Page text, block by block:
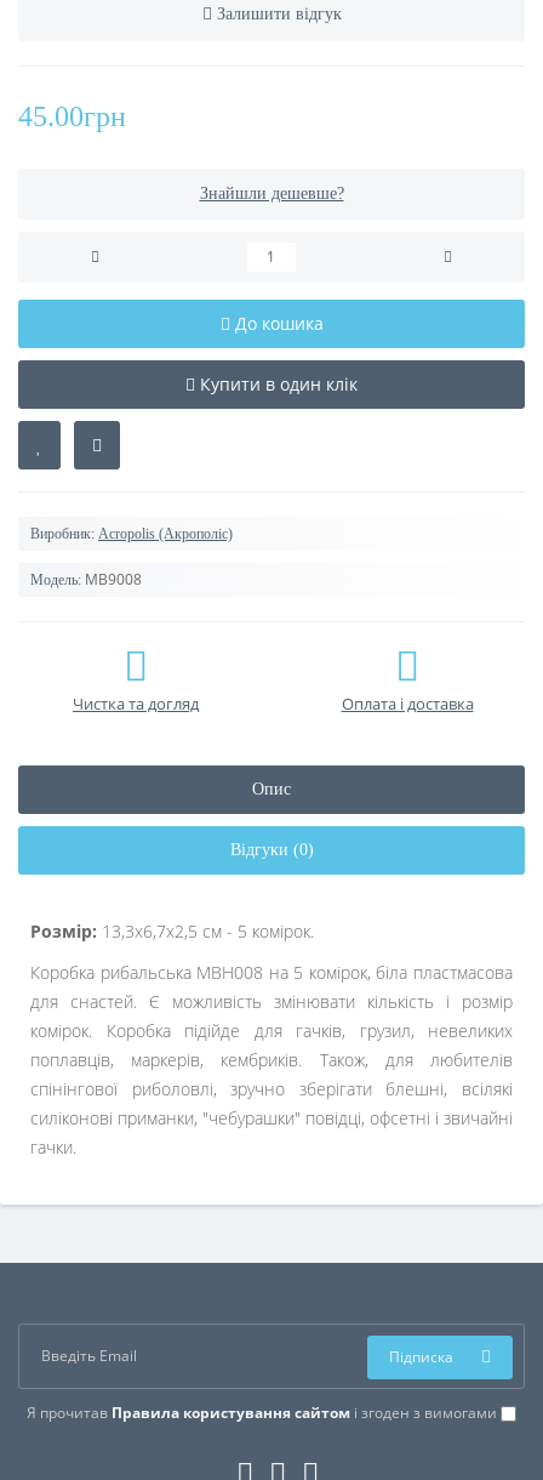
Залишити відгук
45.00грн
Знайшли дешевше?
До кошика
Купити в один клік
Виробник: Acropolis (Акрополіс)
Модель: МВ9008
Чистка та догляд Оплата і доставка
Опис
Відгуки (0)
Розмір: 13,3х6,7х2,5 см - 5 комірок.
Коробка рибальська МВН008 на 5 комірок, біла пластмасова
для снастей. Є можливість змінювати кількість і розмір
комірок. Коробка підійде для гачків, грузил, невеликих
поплавців, маркерів, кембриків. Також, для любителів
спінінгової риболовлі, зручно зберігати блешні, всілякі
силіконові приманки, "чебурашки" повідці, офсетні і звичайні
гачки.
Я прочитав Правила користування сайтом і згоден з вимогами
Підписка